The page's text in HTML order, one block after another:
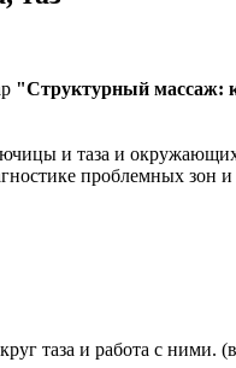
"Структурный массаж:
и таза и
проблемных зон
таза и работа с ними.